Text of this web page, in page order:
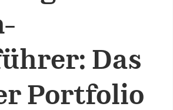
Das
Portfolio